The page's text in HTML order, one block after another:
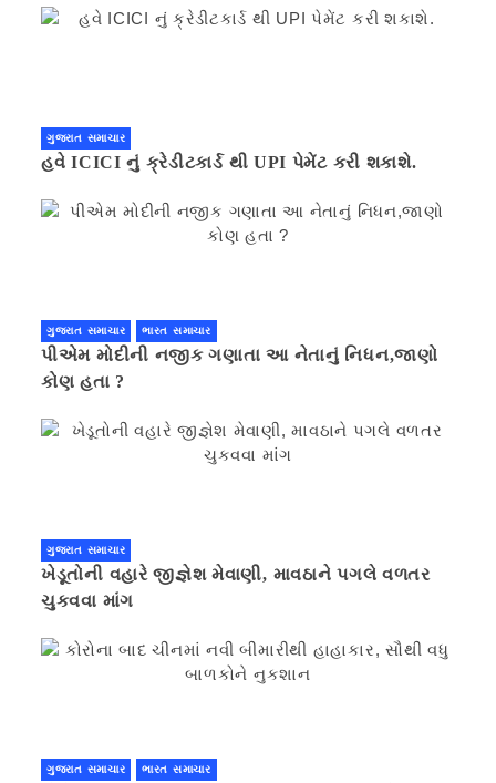
ગુજરાત સમાચાર
હવે ICICI નું ક્રેડીટકાર્ડ થી UPI પેમેંટ કરી શકાશે.
ગુજરાત સમાચાર ભારત સમાચાર
પીએમ મોદીની નજીક ગણાતા આ નેતાનું નિધન,જાણો
કોણ હતા ?
ગુજરાત સમાચાર
ખેડૂતોની વહારે જીજ્ઞેશ મેવાણી, માવઠાને પગલે વળતર
ચુકવવા માંગ
ગુજરાત સમાચાર ભારત સમાચાર